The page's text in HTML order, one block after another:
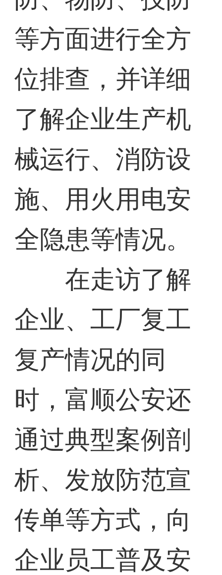
等方面进行全方
位排查，并详细
了解企业生产机
械运行、消防设
施、用火用电安
全隐患等情况。
在走访了解
企业、工厂复工
复产情况的同
时，富顺公安还
通过典型案例剖
析、发放防范宣
传单等方式，向
企业员工普及安